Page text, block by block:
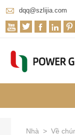
 dqq@szlijia.com
    
Nhà > Về